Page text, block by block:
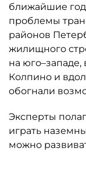
ближайшие
проблемы
районов
жилищного
на
Колпино и
обогнали
Эксперты
играть
можно